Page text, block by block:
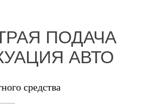
ПОДАЧА
АВТО
средства